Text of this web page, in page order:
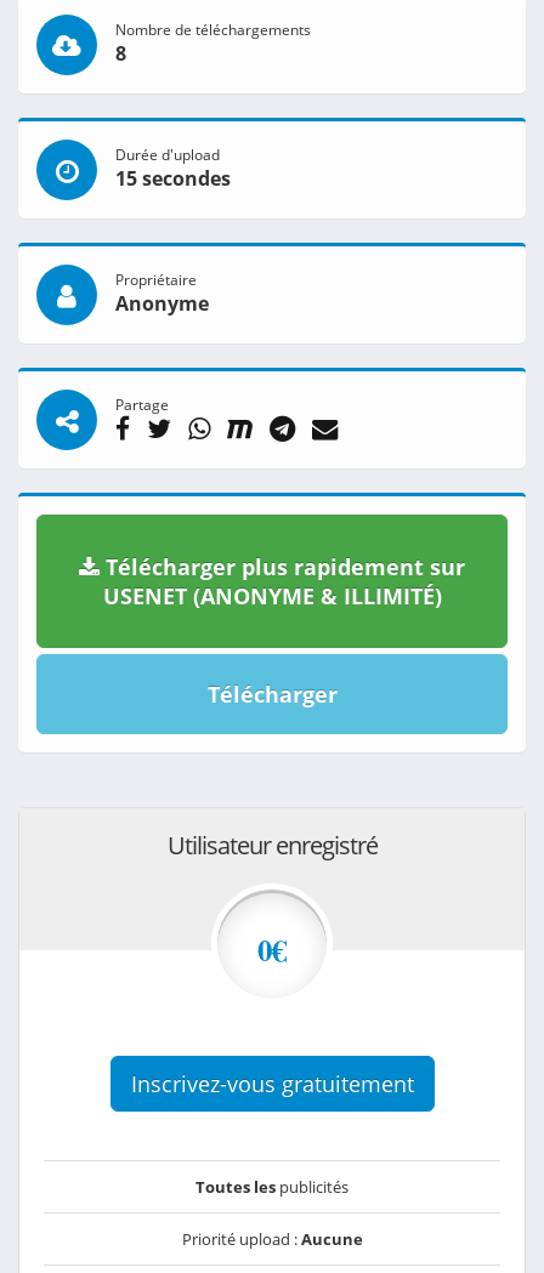
Nombre de téléchargements
8
Durée d'upload
15 secondes
Propriétaire
Anonyme
Partage
Télécharger plus rapidement sur
USENET (ANONYME & ILLIMITÉ)
Télécharger
Utilisateur enregistré
0€
Inscrivez-vous gratuitement
Toutes les publicités
Priorité upload :Aucune